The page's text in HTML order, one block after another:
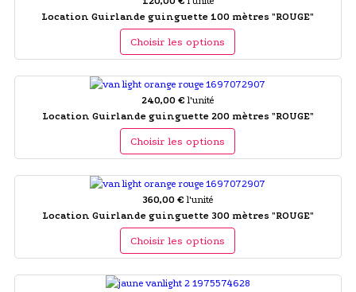
Location Guirlande guinguette 100 mètres "ROUGE"
Choisir les options
240,00 € l'unité
Location Guirlande guinguette 200 mètres "ROUGE"
Choisir les options
360,00 € l'unité
Location Guirlande guinguette 300 mètres "ROUGE"
Choisir les options